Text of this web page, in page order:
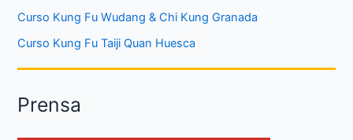
Curso Kung Fu Wudang & Chi Kung Granada
Curso Kung Fu Taiji Quan Huesca
Prensa